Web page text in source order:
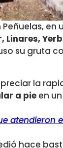
en
Linares,
su gruta
la
a pie en
atendieron
hace